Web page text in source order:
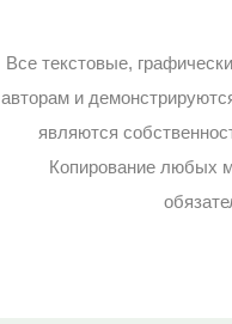
Все текстовые,
авторам и
являются
Копирование любых